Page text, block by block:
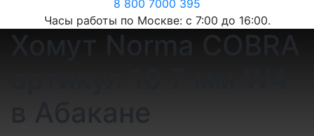
8 800 7000 395
Часы работы по Москве: с 7:00 до 16:00.
Хомут Norma COBRA
в Абакане